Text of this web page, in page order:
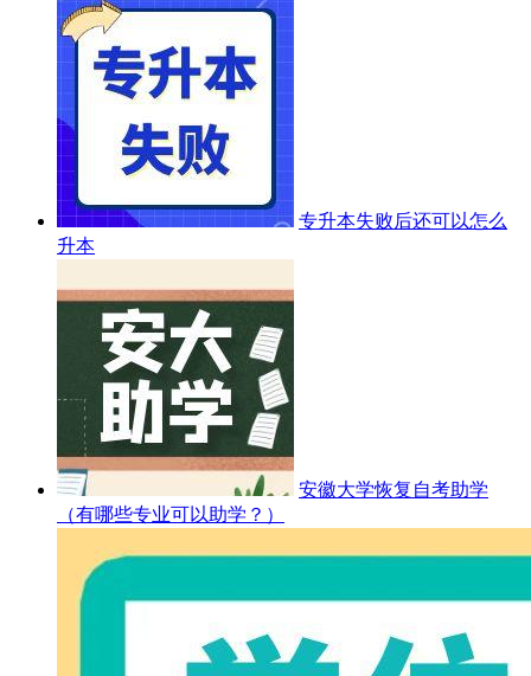
专升本失败后还可以怎么
升本
安徽大学恢复自考助学
（有哪些专业可以助学？）